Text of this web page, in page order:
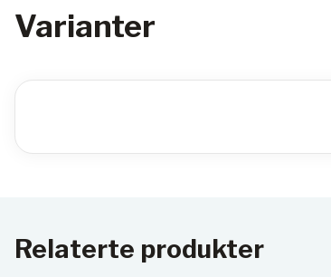
Varianter
Relaterte produkter